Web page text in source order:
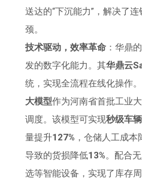
送达的“下沉能力”，解决了
颈。
技术驱动，效率革命 ：华鼎
发的数字化能力。其华鼎云
统，实现全流程在线化操作
大模型作为河南省首批工业
调度。该模型可实现秒级车
量提升127% ，仓储人工成本
导致的货损降低13%。配合
选等智能设备，实现了库存